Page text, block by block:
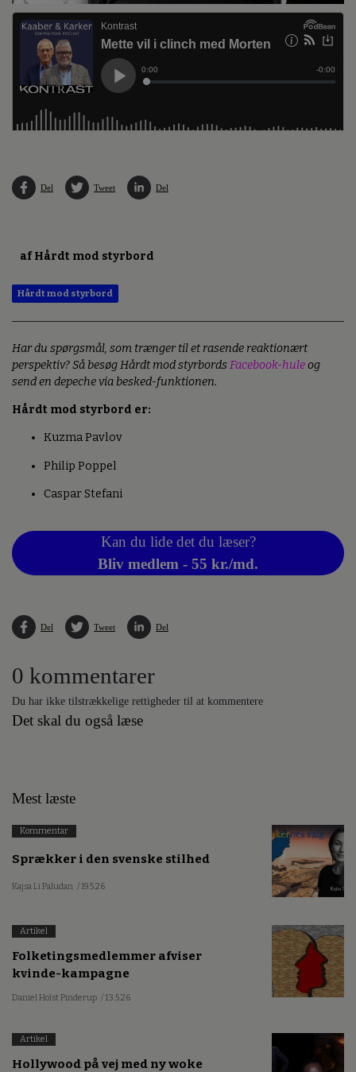
Del Tweet Del
af Hårdt mod styrbord
Hårdt mod styrbord
Har du spørgsmål, som trænger til et rasende reaktionært
perspektiv? Så besøg Hårdt mod styrbordsFacebook-huleog
send en depeche via besked-funktionen.
Hårdt mod styrbord er:
Kuzma Pavlov
Philip Poppel
Caspar Stefani
Kan du lide det du læser?
Bliv medlem - 55 kr./md.
Del Tweet Del
0 kommentarer
Du har ikke tilstrækkelige rettigheder til at kommentere
Det skal du også læse
Mest læste
Kommentar
Sprækker i den svenske stilhed
Kajsa Li Paludan / 19.5.26
Artikel
Folketingsmedlemmer afviser
kvinde-kampagne
Daniel Holst Pinderup / 13.5.26
Artikel
Hollywood på vej med ny woke